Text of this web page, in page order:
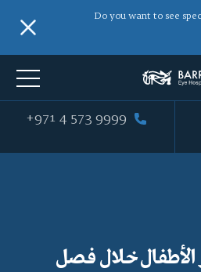
Do you want to see
+971 4 573 9999
الأطفال خلال فصل